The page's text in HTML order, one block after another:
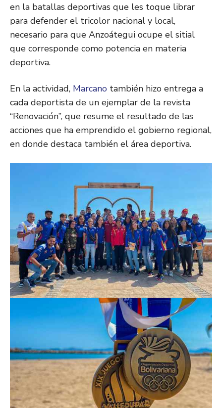
en la batallas deportivas que les toque librar
para defender el tricolor nacional y local,
necesario para que Anzoátegui ocupe el sitial
que corresponde como potencia en materia
deportiva.
En la actividad, Marcano también hizo entrega a
cada deportista de un ejemplar de la revista
“Renovación”, que resume el resultado de las
acciones que ha emprendido el gobierno regional,
en donde destaca también el área deportiva.